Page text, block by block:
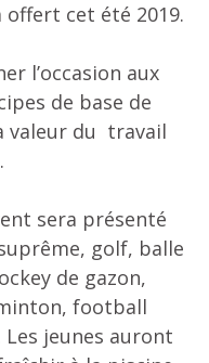
offert cet été 2019.
l’occasion aux
de base de
valeur du travail
sera présenté
golf, balle
de gazon,
football
jeunes auront